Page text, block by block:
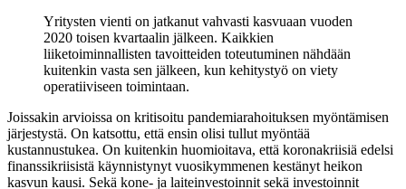
Yritysten vienti on jatkanut vahvasti kasvuaan vuoden
2020 toisen kvartaalin jälkeen. Kaikkien
liiketoiminnallisten tavoitteiden toteutuminen nähdään
kuitenkin vasta sen jälkeen, kun kehitystyö on viety
operatiiviseen toimintaan.
Joissakin arvioissa on kritisoitu pandemiarahoituksen myöntämisen
järjestystä. On katsottu, että ensin olisi tullut myöntää
kustannustukea. On kuitenkin huomioitava, että koronakriisiä edelsi
finanssikriisistä käynnistynyt vuosikymmenen kestänyt heikon
kasvun kausi. Sekä kone- ja laiteinvestoinnit sekä investoinnit